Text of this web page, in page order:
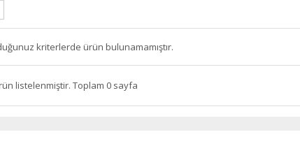
kriterlerde ürün bulunamamıştır.
listelenmiştir. Toplam 0 sayfa